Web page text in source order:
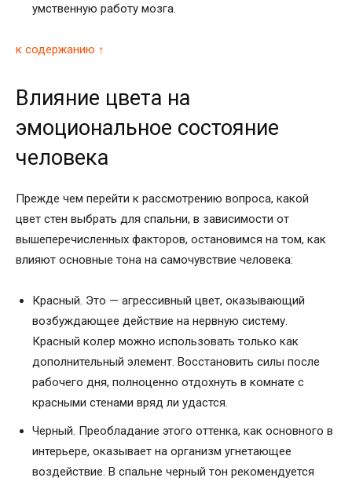
умственную работу мозга.
к содержанию ↑
Влияние цвета на
эмоциональное состояние
человека
Прежде чем перейти к рассмотрению вопроса, какой
цвет стен выбрать для спальни, в зависимости от
вышеперечисленных факторов, остановимся на том, как
влияют основные тона на самочувствие человека:
Красный. Это — агрессивный цвет, оказывающий
возбуждающее действие на нервную систему.
Красный колер можно использовать только как
дополнительный элемент. Восстановить силы после
рабочего дня, полноценно отдохнуть в комнате с
красными стенами вряд ли удастся.
Черный. Преобладание этого оттенка, как основного в
интерьере, оказывает на организм угнетающее
воздействие. В спальне черный тон рекомендуется